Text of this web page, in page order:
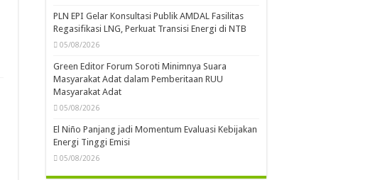
PLN EPI Gelar Konsultasi Publik AMDAL Fasilitas
Regasifikasi LNG, Perkuat Transisi Energi di NTB
05/08/2026
Green Editor Forum Soroti Minimnya Suara
Masyarakat Adat dalam Pemberitaan RUU
Masyarakat Adat
05/08/2026
El Niño Panjang jadi Momentum Evaluasi Kebijakan
Energi Tinggi Emisi
05/08/2026